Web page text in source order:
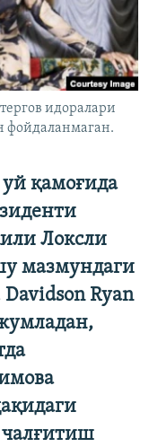
идоралари
фойдаланмаган.
қамоғида
Локсли
мазмундаги
Ryan